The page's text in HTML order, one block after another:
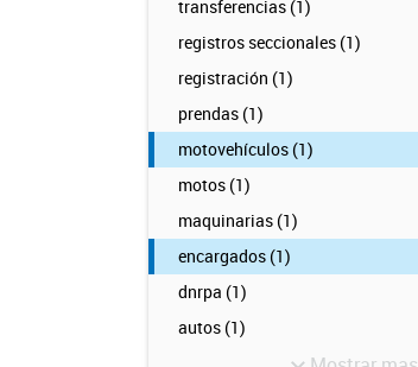
transferencias (1)
registros seccionales (1)
registración (1)
prendas (1)
motovehículos (1)
motos (1)
maquinarias (1)
encargados (1)
dnrpa (1)
autos (1)